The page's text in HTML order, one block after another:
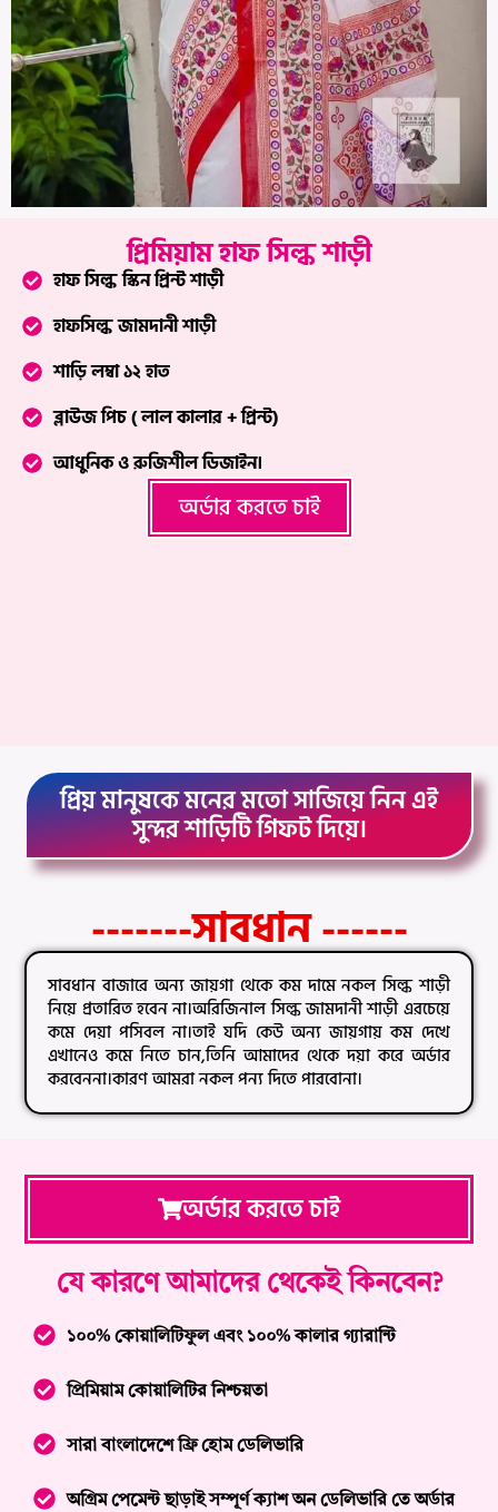
প্রিমিয়াম হাফ সিল্ক শাড়ী
হাফ সিল্ক স্কিন প্রিন্ট শাড়ী
হাফসিল্ক জামদানী শাড়ী
শাড়ি লম্বা ১২ হাত
ব্লাউজ পিচ ( লাল কালার + প্রিন্ট)
আধুনিক ও রুজিশীল ডিজাইন।
অর্ডার করতে চাই
প্রিয় মানুষকে মনের মতো সাজিয়ে নিন এই
সুন্দর শাড়িটি গিফট দিয়ে।
-------সাবধান ------
সাবধান বাজারে অন্য জায়গা থেকে কম দামে নকল সিল্ক শাড়ী
নিয়ে প্রতারিত হবেন না।অরিজিনাল সিল্ক জামদানী শাড়ী এরচেয়ে
কমে দেয়া পসিবল না।তাই যদি কেউ অন্য জায়গায় কম দেখে
এখানেও কমে নিতে চান,তিনি আমাদের থেকে দয়া করে অর্ডার
করবেননা।কারণ আমরা নকল পন্য দিতে পারবোনা।
অর্ডার করতে চাই
যে কারণে আমাদের থেকেই কিনবেন?
১০০% কোয়ালিটিফুল এবং ১০০% কালার গ্যারান্টি
প্রিমিয়াম কোয়ালিটির নিশ্চয়তা
সারা বাংলাদেশে ফ্রি হোম ডেলিভারি
অগ্রিম পেমেন্ট ছাড়াই সম্পূর্ণ ক্যাশ অন ডেলিভারি তে অর্ডার